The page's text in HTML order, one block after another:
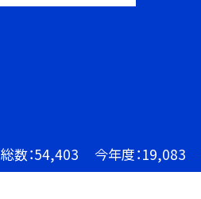
総数：54,403 今年度：19,083